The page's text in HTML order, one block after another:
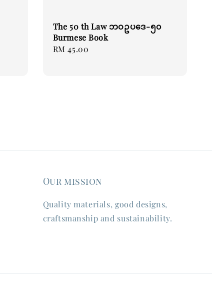
The 50 th Law ဘဝဥပဒေ-၅၀
Burmese Book
Regular
RM 45.00
Our mission
Quality materials, good designs,
craftsmanship and sustainability.